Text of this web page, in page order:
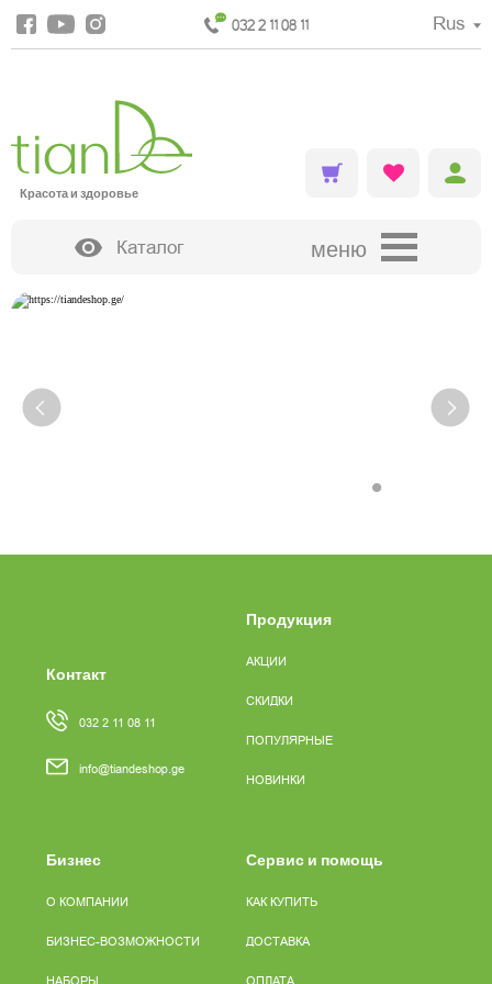
032 2 11 08 11 Rus
Красота и здоровье
Каталог меню
•
Контакт
032 2 11 08 11
info@tiandeshop.ge
Продукция
АКЦИИ
СКИДКИ
ПОПУЛЯРНЫЕ
НОВИНКИ
Бизнес
О КОМПАНИИ
БИЗНЕС-ВОЗМОЖНОСТИ
Сервис и помощь
КАК КУПИТЬ
ДОСТАВКА